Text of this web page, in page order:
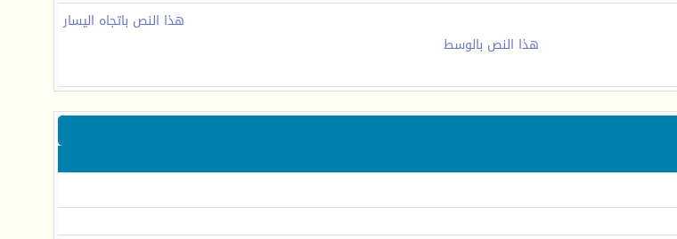
هذا النص باتجاه اليسار
هذا النص بالوسط